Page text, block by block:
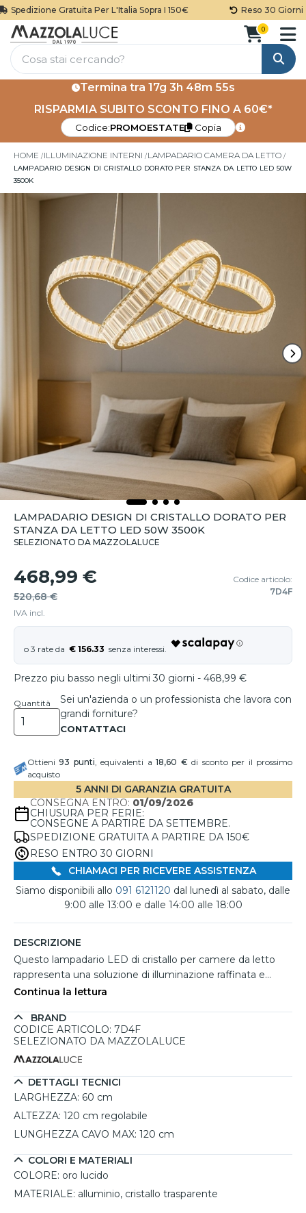
Gratuita Per L'Italia Sopra I 150€ Reso 30 Giorni
Cerca
0
Termina tra 17g 3h 48m 54s
RISPARMIA SUBITO SCONTO FINO A 60€*
Codice:PROMOESTATE Copia
HOME ILLUMINAZIONE INTERNI LAMPADARIO CAMERA DA LETTO
LAMPADARIO DESIGN DI CRISTALLO DORATO PER STANZA DA LETTO LED 50W
3500K
LAMPADARIO DESIGN DI CRISTALLO DORATO PER
STANZA DA LETTO LED 50W 3500K
SELEZIONATO DA MAZZOLALUCE
468,99 €
520,68 €
IVA incl.
Codice articolo:
7D4F
€ 156.33
Prezzo piu basso negli ultimi 30 giorni - 468,99 €
Quantità
Sei un'azienda o un professionista che lavora con
grandi forniture?
Ottieni93 punti, equivalenti a18,60 €di sconto per il prossimo
acquisto
5 ANNI DI GARANZIA GRATUITA
CONSEGNA ENTRO: 01/09/2026
CHIUSURA PER FERIE:
CONSEGNE A PARTIRE DA SETTEMBRE.
SPEDIZIONE GRATUITA A PARTIRE DA 150€
RESO ENTRO 30 GIORNI
CHIAMACI PER RICEVERE ASSISTENZA
Siamo disponibili allo 091 6121120 dal lunedì al sabato, dalle
9:00 alle 13:00 e dalle 14:00 alle 18:00
DESCRIZIONE
Questo lampadario LED di cristallo per camere da letto
rappresenta una soluzione di illuminazione raffinata e
originale. La struttura in alluminio color oro lucido,
riflette e diffonde la luce in modo uniforme, creando
un'atmosfera accogliente e luminosa. Con un'emissione
3500K, offre un perfetto equilibrio tra tonalità calde e
naturali, illuminando con eleganza spazi fino a 20 m². La
funzione dimmerabile permette di regolare l’intensità
luminosa, adattandola alle diverse esigenze della giornata,
rendendolo ideale per ambienti di medie e grandi
dimensioni. Grazie al design sofisticato e ai materiali di alta
qualità, questo lampadario è un elemento decorativo che
arricchisce ogni stanza con stile.
Continua la lettura
BRAND
CODICE ARTICOLO: 7D4F
SELEZIONATO DA MAZZOLALUCE
DETTAGLI TECNICI
LARGHEZZA: 60 cm
ALTEZZA: 120 cm regolabile
LUNGHEZZA CAVO MAX: 120 cm
COLORI E MATERIALI
COLORE: oro lucido
MATERIALE: alluminio, cristallo trasparente